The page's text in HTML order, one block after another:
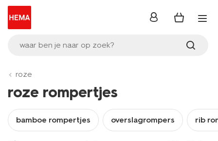
waar ben je naar op zoek?
inloggen
roze
roze rompertjes
bamboe rompertjes overslagrompers rib